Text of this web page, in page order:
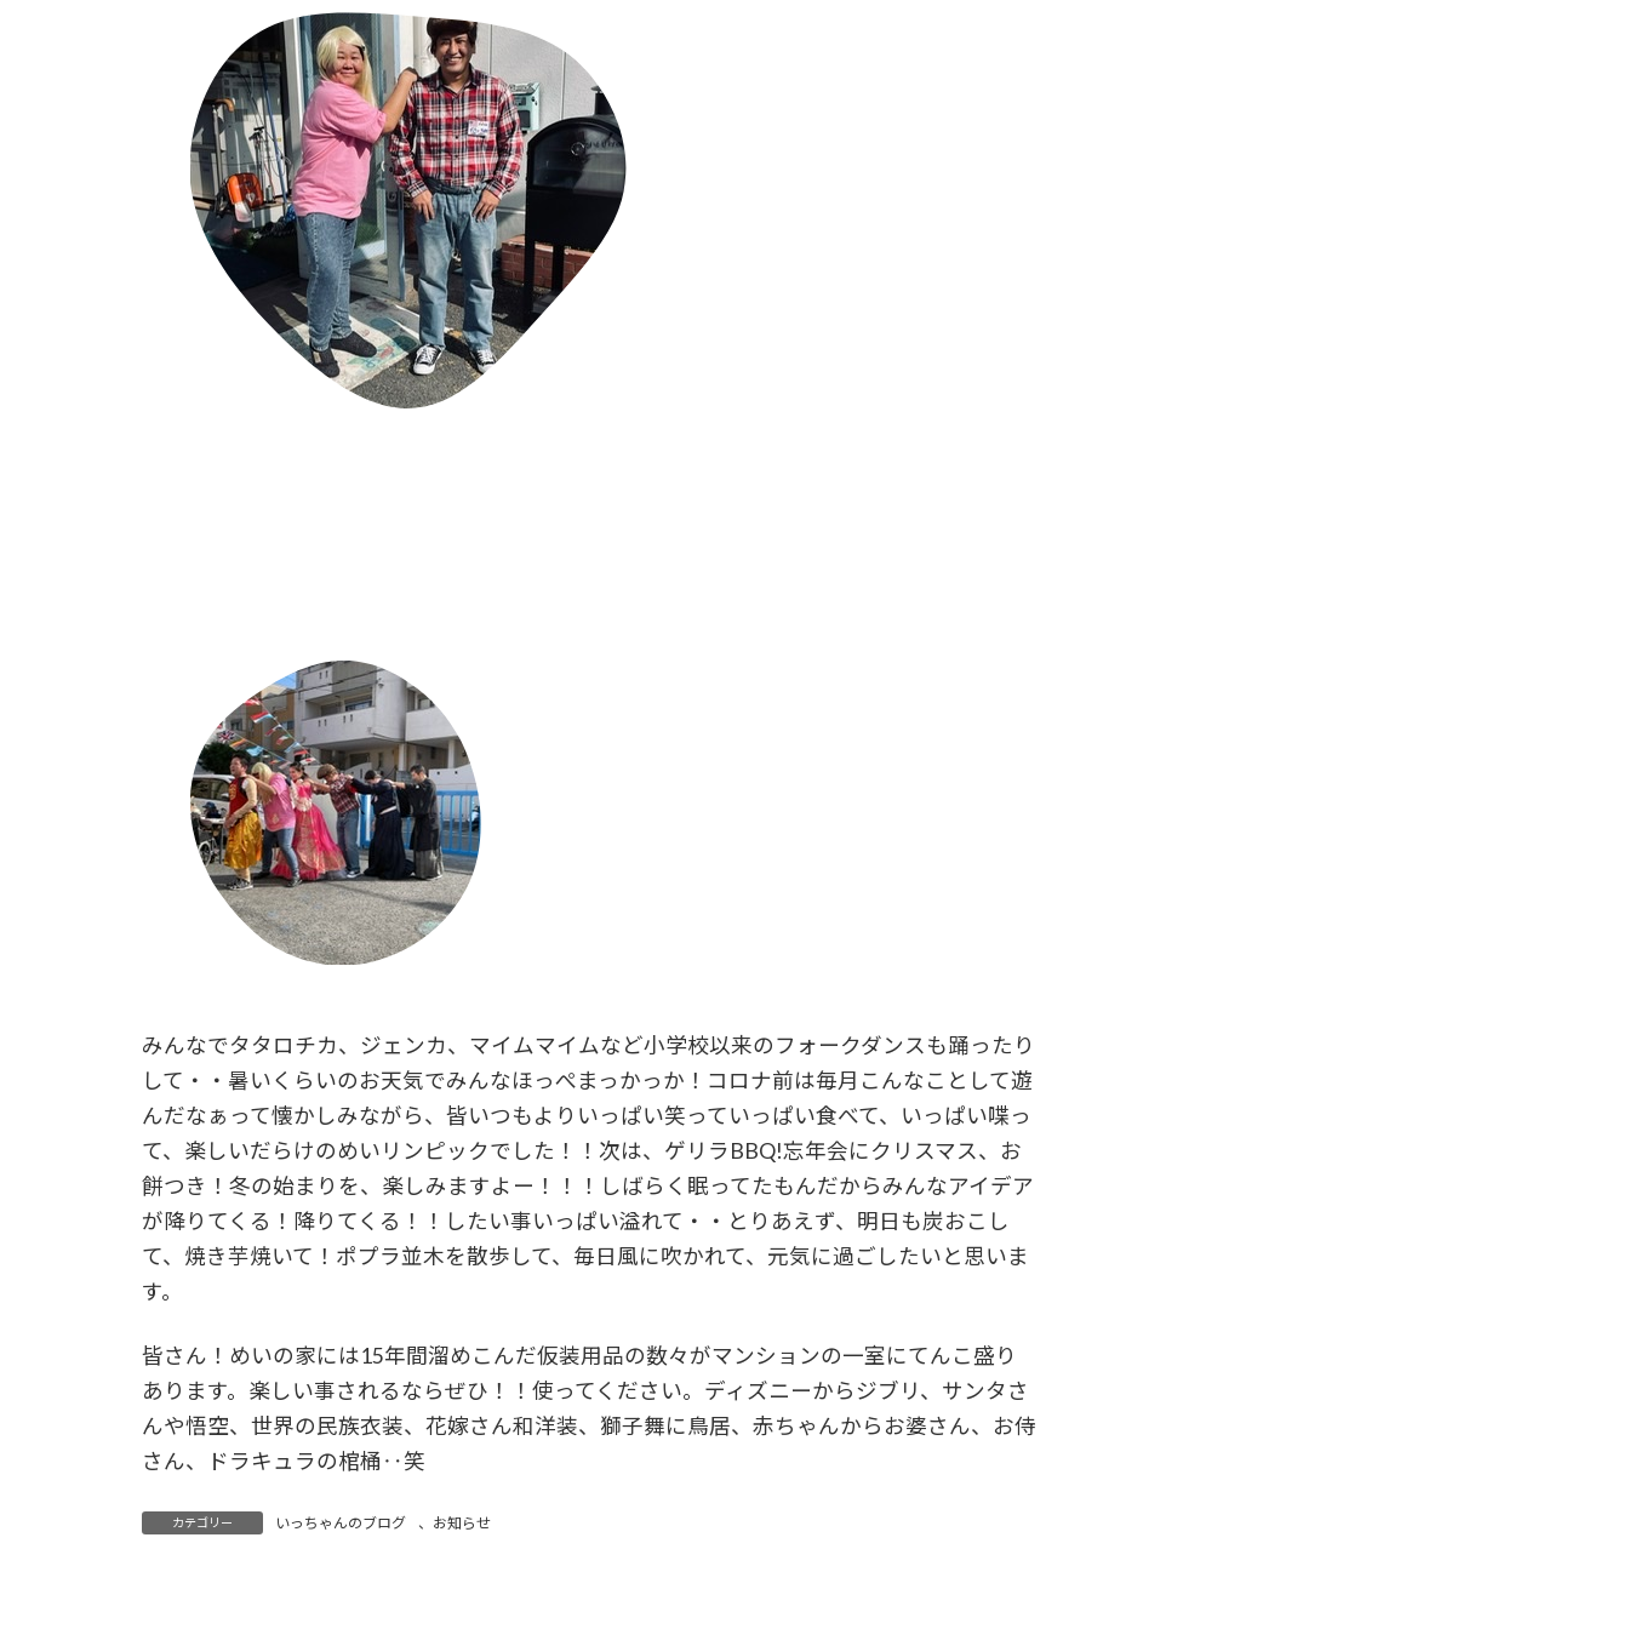
みんなでタタロチカ、ジェンカ、マイムマイムなど小学校以来のフォークダンスも踊ったり
して・・暑いくらいのお天気でみんなほっぺまっかっか！コロナ前は毎月こんなことして遊
んだなぁって懐かしみながら、皆いつもよりいっぱい笑っていっぱい食べて、いっぱい喋っ
て、楽しいだらけのめいリンピックでした！！次は、ゲリラBBQ!忘年会にクリスマス、お
餅つき！冬の始まりを、楽しみますよー！！！しばらく眠ってたもんだからみんなアイデア
が降りてくる！降りてくる！！したい事いっぱい溢れて・・とりあえず、明日も炭おこし
て、焼き芋焼いて！ポプラ並木を散歩して、毎日風に吹かれて、元気に過ごしたいと思いま
す。
皆さん！めいの家には15年間溜めこんだ仮装用品の数々がマンションの一室にてんこ盛り
あります。楽しい事されるならぜひ！！使ってください。ディズニーからジブリ、サンタさ
んや悟空、世界の民族衣装、花嫁さん和洋装、獅子舞に鳥居、赤ちゃんからお婆さん、お侍
さん、ドラキュラの棺桶‥笑
カテゴリー いっちゃんのブログ 、 お知らせ